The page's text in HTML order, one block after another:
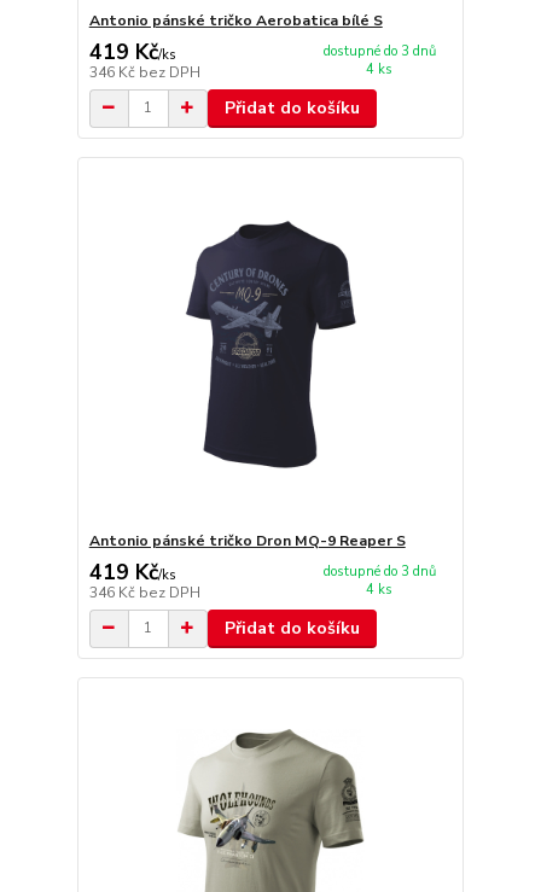
Antonio pánské tričko Aerobatica bílé S
419 Kč/ks
346 Kč bez DPH
dostupné do 3 dnů
4 ks
Přidat do košíku
Antonio pánské tričko Dron MQ-9 Reaper S
419 Kč/ks
346 Kč bez DPH
dostupné do 3 dnů
4 ks
Přidat do košíku